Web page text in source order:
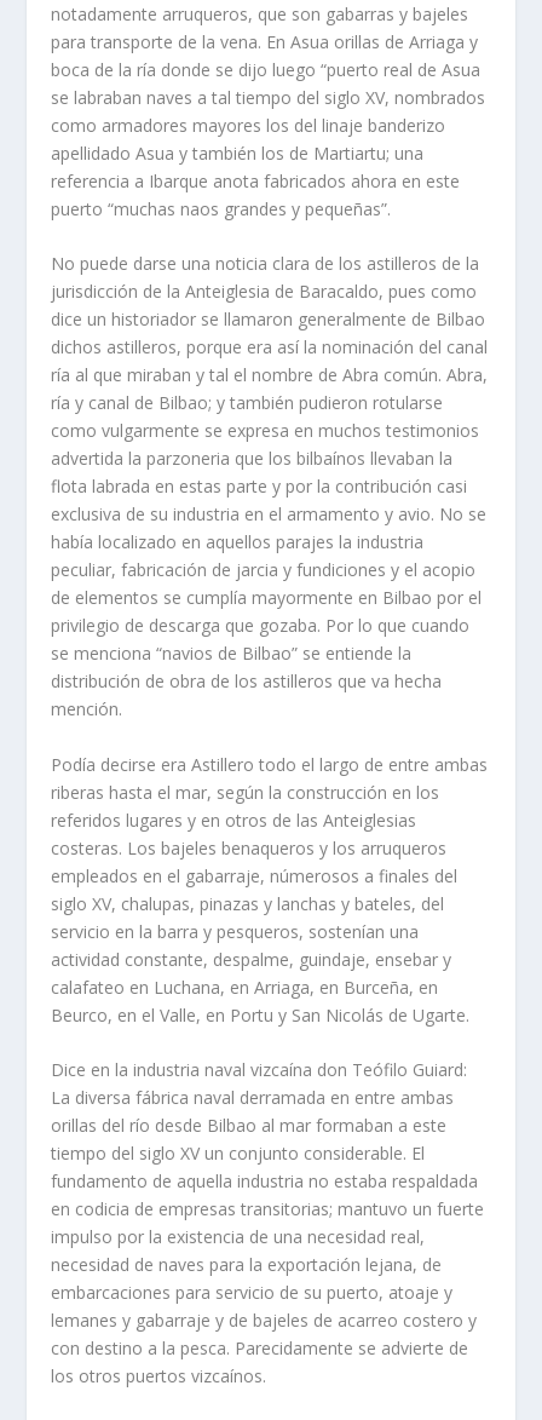
notadamente arruqueros, que son gabarras y bajeles
para transporte de la vena. En Asua orillas de Arriaga y
boca de la ría donde se dijo luego “puerto real de Asua
se labraban naves a tal tiempo del siglo XV, nombrados
como armadores mayores los del linaje banderizo
apellidado Asua y también los de Martiartu; una
referencia a Ibarque anota fabricados ahora en este
puerto “muchas naos grandes y pequeñas”.
No puede darse una noticia clara de los astilleros de la
jurisdicción de la Anteiglesia de Baracaldo, pues como
dice un historiador se llamaron generalmente de Bilbao
dichos astilleros, porque era así la nominación del canal
ría al que miraban y tal el nombre de Abra común. Abra,
ría y canal de Bilbao; y también pudieron rotularse
como vulgarmente se expresa en muchos testimonios
advertida la parzoneria que los bilbaínos llevaban la
flota labrada en estas parte y por la contribución casi
exclusiva de su industria en el armamento y avio. No se
había localizado en aquellos parajes la industria
peculiar, fabricación de jarcia y fundiciones y el acopio
de elementos se cumplía mayormente en Bilbao por el
privilegio de descarga que gozaba. Por lo que cuando
se menciona “navios de Bilbao” se entiende la
distribución de obra de los astilleros que va hecha
mención.
Podía decirse era Astillero todo el largo de entre ambas
riberas hasta el mar, según la construcción en los
referidos lugares y en otros de las Anteiglesias
costeras. Los bajeles benaqueros y los arruqueros
empleados en el gabarraje, númerosos a finales del
siglo XV, chalupas, pinazas y lanchas y bateles, del
servicio en la barra y pesqueros, sostenían una
actividad constante, despalme, guindaje, ensebar y
calafateo en Luchana, en Arriaga, en Burceña, en
Beurco, en el Valle, en Portu y San Nicolás de Ugarte.
Dice en la industria naval vizcaína don Teófilo Guiard:
La diversa fábrica naval derramada en entre ambas
orillas del río desde Bilbao al mar formaban a este
tiempo del siglo XV un conjunto considerable. El
fundamento de aquella industria no estaba respaldada
en codicia de empresas transitorias; mantuvo un fuerte
impulso por la existencia de una necesidad real,
necesidad de naves para la exportación lejana, de
embarcaciones para servicio de su puerto, atoaje y
lemanes y gabarraje y de bajeles de acarreo costero y
con destino a la pesca. Parecidamente se advierte de
los otros puertos vizcaínos.